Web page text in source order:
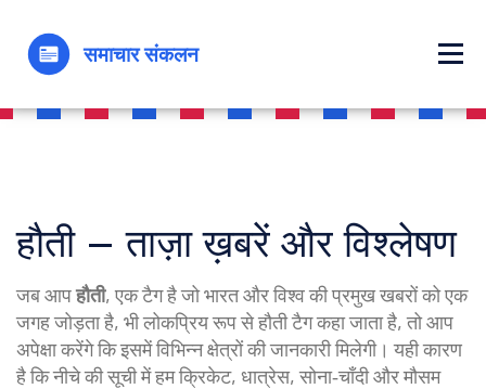
हौती – ताज़ा ख़बरें और विश्लेषण
जब आपहौती,एक टैग है जो भारत और विश्व की प्रमुख खबरों को एक
जगह जोड़ता है, भी लोकप्रिय रूप सेहौती टैगकहा जाता है, तो आप
अपेक्षा करेंगे कि इसमें विभिन्न क्षेत्रों की जानकारी मिलेगी। यही कारण
है कि नीचे की सूची में हम क्रिकेट, धात्रेस, सोना‑चाँदी और मौसम